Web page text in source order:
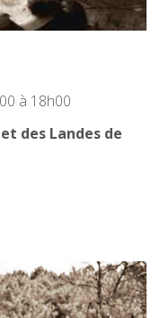
à 18h00
des Landes de